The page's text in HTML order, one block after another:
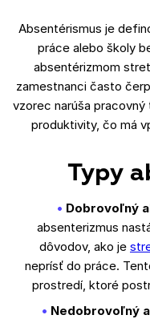
Absentérismus je
práce alebo školy
absentérizmom
zamestnanci často
vzorec narúša
produktivity, čo má
Typy
Dobrovoľný
absenterizmus
dôvodov, ako je
neprísť do práce.
prostredí, ktoré
Nedobrovoľný